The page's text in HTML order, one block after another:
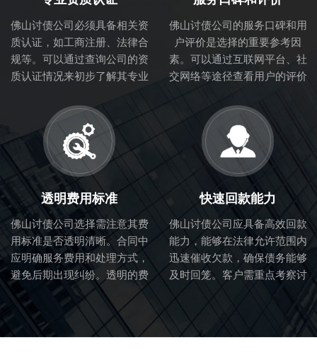
佛山讨债公司必须具备相关资
质认证，如工商注册、法律合
规等。可以通过查询公司的资
质认证情况来初步了解其专业
佛山讨债公司的服务口碑和用
户评价是选择的重要参考因
素。可以通过互联网平台、社
交网络等途径查看用户的评价
服务质量。
透明费用标准
佛山讨债公司选择需注意其费
用标准是否透明清晰。合同中
应明确服务费用和处理方式，
避免后期出现纠纷。透明的费
用标准也体现了讨债公司的诚
信度。
快速回款能力
佛山讨债公司应具备高效回款
能力，能够在法律允许范围内
迅速催收欠款，确保债务能够
及时回笼。客户需重点考察讨